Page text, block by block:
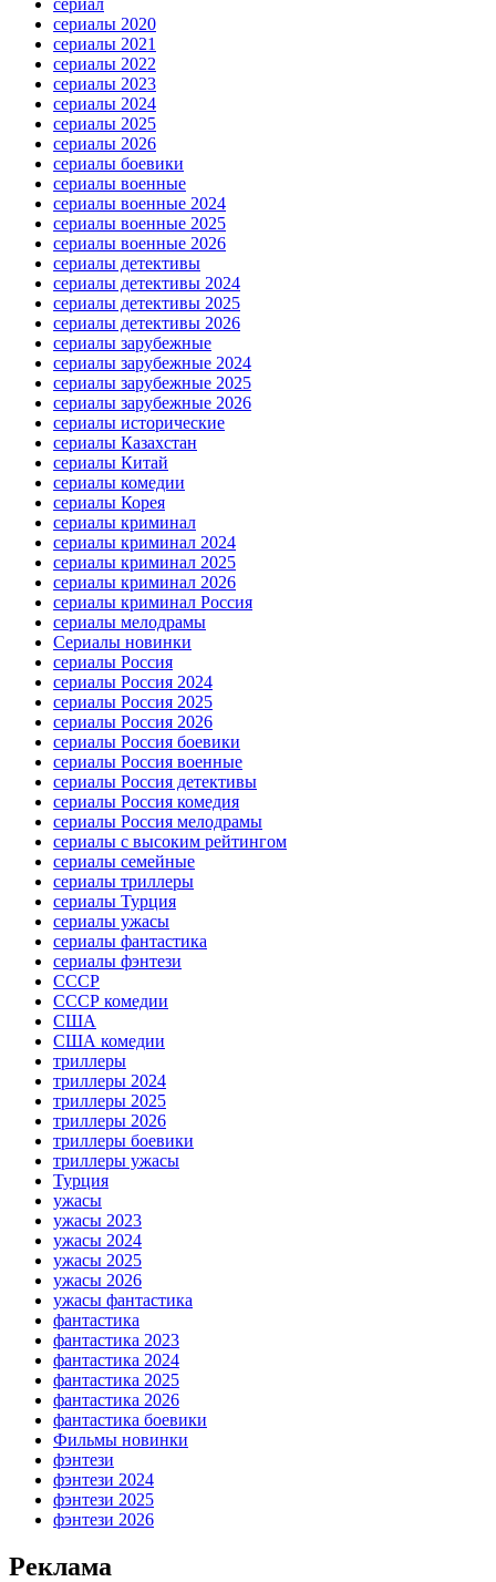
сериал
сериалы 2020
сериалы 2021
сериалы 2022
сериалы 2023
сериалы 2024
сериалы 2025
сериалы 2026
сериалы боевики
сериалы военные
сериалы военные 2024
сериалы военные 2025
сериалы военные 2026
сериалы детективы
сериалы детективы 2024
сериалы детективы 2025
сериалы детективы 2026
сериалы зарубежные
сериалы зарубежные 2024
сериалы зарубежные 2025
сериалы зарубежные 2026
сериалы исторические
сериалы Казахстан
сериалы Китай
сериалы комедии
сериалы Корея
сериалы криминал
сериалы криминал 2024
сериалы криминал 2025
сериалы криминал 2026
сериалы криминал Россия
сериалы мелодрамы
Сериалы новинки
сериалы Россия
сериалы Россия 2024
сериалы Россия 2025
сериалы Россия 2026
сериалы Россия боевики
сериалы Россия военные
сериалы Россия детективы
сериалы Россия комедия
сериалы Россия мелодрамы
сериалы с высоким рейтингом
сериалы семейные
сериалы триллеры
сериалы Турция
сериалы ужасы
сериалы фантастика
сериалы фэнтези
СССР
СССР комедии
США
США комедии
триллеры
триллеры 2024
триллеры 2025
триллеры 2026
триллеры боевики
триллеры ужасы
Турция
ужасы
ужасы 2023
ужасы 2024
ужасы 2025
ужасы 2026
ужасы фантастика
фантастика
фантастика 2023
фантастика 2024
фантастика 2025
фантастика 2026
фантастика боевики
Фильмы новинки
фэнтези
фэнтези 2024
фэнтези 2025
фэнтези 2026
Реклама